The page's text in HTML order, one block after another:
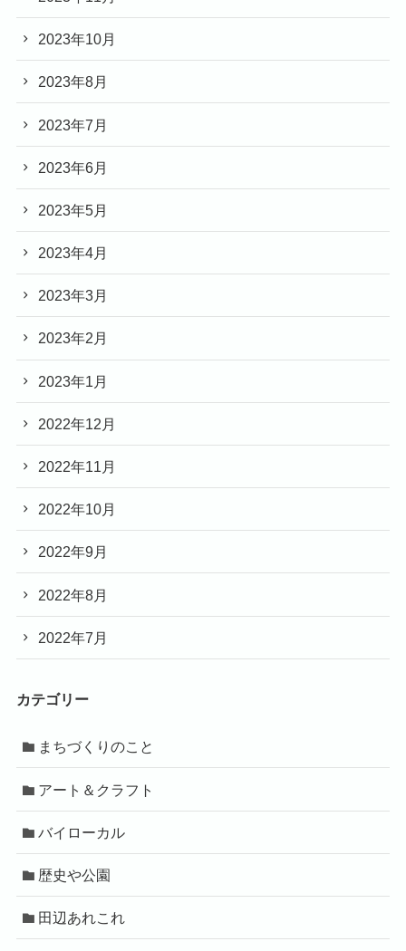
2023年10月
2023年8月
2023年7月
2023年6月
2023年5月
2023年4月
2023年3月
2023年2月
2023年1月
2022年12月
2022年11月
2022年10月
2022年9月
2022年8月
2022年7月
カテゴリー
まちづくりのこと
アート＆クラフト
バイローカル
歴史や公園
田辺あれこれ